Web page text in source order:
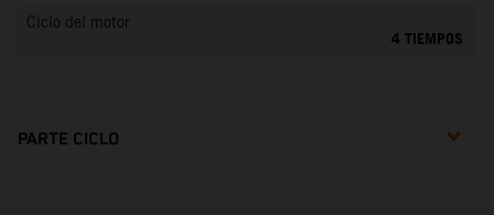
Ciclo del motor
4 TIEMPOS
PARTE CICLO